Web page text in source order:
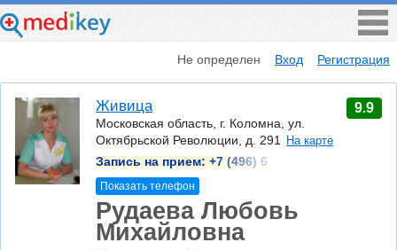
Не определен Вход Регистрация
Живица
Московская область, г. Коломна, ул.
Октябрьской Революции, д. 291
На карте
Запись на прием: +7 (496) 6
Показать телефон
9.9
Рудаева Любовь
Михайловна